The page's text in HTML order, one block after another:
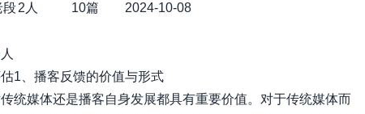
段 2人 10篇
2024-10-08
1、播客反馈的价值与形式
统媒体还是播客自身发展都具有重要价值。对于传统媒体而